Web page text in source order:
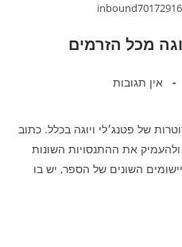
מכל הזרמים
אין תגובות
של פטנג׳לי ויוגה בכלל. כתוב
את ההתנסויות השונות
השונים של הספר, יש בו